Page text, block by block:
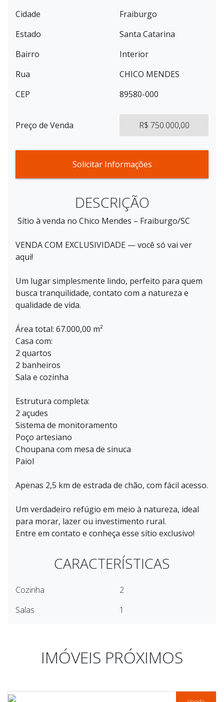
Cidade
Fraiburgo
Estado
Santa Catarina
Bairro
Interior
Rua
CHICO MENDES
CEP
89580-000
Preço de Venda R$ 750.000,00
Solicitar Informações
DESCRIÇÃO
Sítio à venda no Chico Mendes – Fraiburgo/SC
VENDA COM EXCLUSIVIDADE — você só vai ver
aqui!
Um lugar simplesmente lindo, perfeito para quem
busca tranquilidade, contato com a natureza e
qualidade de vida.
Área total: 67.000,00 m²
Casa com:
2 quartos
2 banheiros
Sala e cozinha
Estrutura completa:
2 açudes
Sistema de monitoramento
Poço artesiano
Choupana com mesa de sinuca
Paiol
Apenas 2,5 km de estrada de chão, com fácil acesso.
Um verdadeiro refúgio em meio à natureza, ideal
para morar, lazer ou investimento rural.
Entre em contato e conheça esse sítio exclusivo!
CARACTERÍSTICAS
Cozinha
2
Salas
1
IMÓVEIS PRÓXIMOS